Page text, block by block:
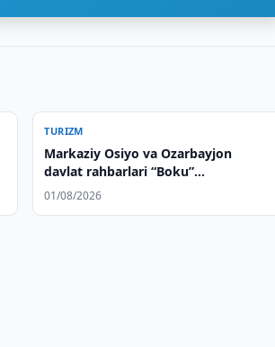
TURIZM
Markaziy Osiyo va Ozarbayjon
davlat rahbarlari “Boku”
mehmonxonasining ochilish
01/08/2026